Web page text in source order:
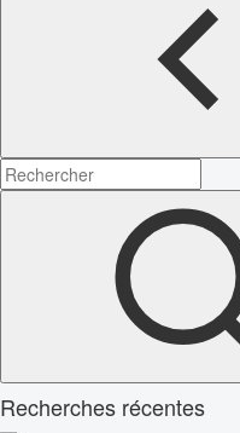
Recherches récentes